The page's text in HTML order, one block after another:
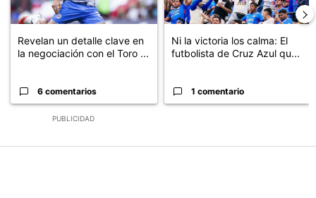
PUBLICIDAD
Revelan un detalle clave en
la negociación con el Toro ...
6 comentarios
Ni la victoria los calma: El
futbolista de Cruz Azul qu...
1 comentario